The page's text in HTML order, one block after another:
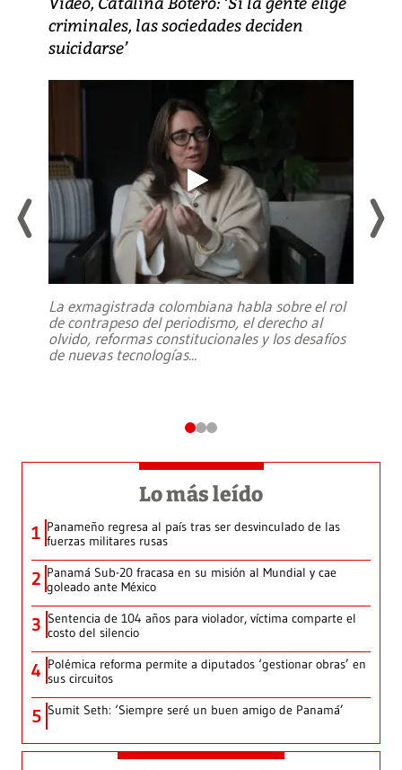
criminales, las sociedades deciden
suicidarse’
La exmagistrada colombiana habla sobre el rol
de contrapeso del periodismo, el derecho al
olvido, reformas constitucionales y los desafíos
de nuevas tecnologías...
Lo más leído
1 Panameño regresa al país tras ser desvinculado de las
fuerzas militares rusas
2 Panamá Sub-20 fracasa en su misión al Mundial y cae
goleado ante México
3 Sentencia de 104 años para violador, víctima comparte el
costo del silencio
4 Polémica reforma permite a diputados ‘gestionar obras’ en
sus circuitos
5 Sumit Seth: ‘Siempre seré un buen amigo de Panamá’